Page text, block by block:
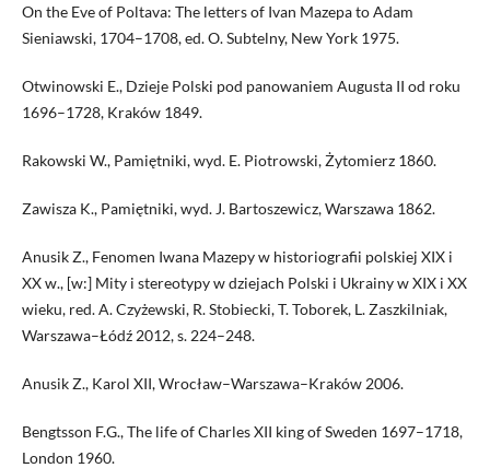
On the Eve of Poltava: The letters of Ivan Mazepa to Adam
Sieniawski, 1704–1708, ed. O. Subtelny, New York 1975.
Otwinowski E., Dzieje Polski pod panowaniem Augusta II od roku
1696–1728, Kraków 1849.
Rakowski W., Pamiętniki, wyd. E. Piotrowski, Żytomierz 1860.
Zawisza K., Pamiętniki, wyd. J. Bartoszewicz, Warszawa 1862.
Anusik Z., Fenomen Iwana Mazepy w historiografii polskiej XIX i
XX w., [w:] Mity i stereotypy w dziejach Polski i Ukrainy w XIX i XX
wieku, red. A. Czyżewski, R. Stobiecki, T. Toborek, L. Zaszkilniak,
Warszawa–Łódź 2012, s. 224–248.
Anusik Z., Karol XII, Wrocław–Warszawa–Kraków 2006.
Bengtsson F.G., The life of Charles XII king of Sweden 1697–1718,
London 1960.